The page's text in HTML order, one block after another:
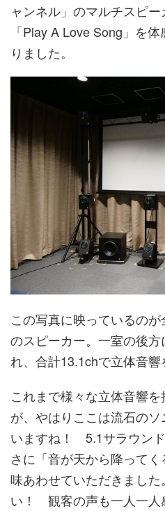
ャンネル」のマルチスピ
「Play A Love Song」を
りました。
この写真に映っているの
のスピーカー。一室の後
れ、合計13.1chで立体音響
これまで様々な立体音響
が、やはりここは流石の
いますね！ 5.1サラウン
さに「音が天から降って
味あわせていただきまし
い！ 観客の声も一人一人